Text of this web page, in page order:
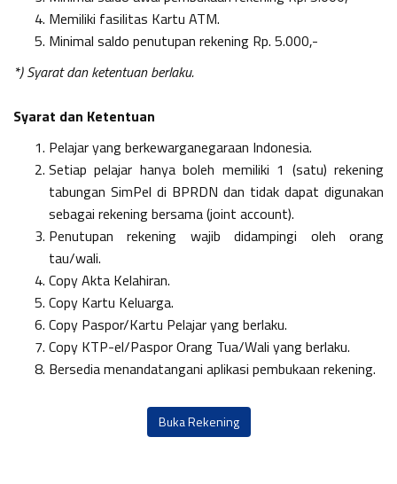
Memiliki fasilitas Kartu ATM.
Minimal saldo penutupan rekening Rp. 5.000,-
*) Syarat dan ketentuan berlaku.
Syarat dan Ketentuan
Pelajar yang berkewarganegaraan Indonesia.
Setiap pelajar hanya boleh memiliki 1 (satu) rekening
tabungan SimPel di BPRDN dan tidak dapat digunakan
sebagai rekening bersama (joint account).
Penutupan rekening wajib didampingi oleh orang
tau/wali.
Copy Akta Kelahiran.
Copy Kartu Keluarga.
Copy Paspor/Kartu Pelajar yang berlaku.
Copy KTP-el/Paspor Orang Tua/Wali yang berlaku.
Bersedia menandatangani aplikasi pembukaan rekening.
Buka Rekening